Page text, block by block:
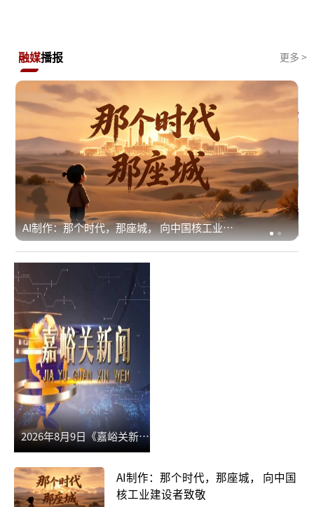
融媒播报 更多 >
AI制作：那个时代，那座城， 向中国核工业建
设者致敬
2026年8月9日《嘉峪关新
闻》
AI制作：那个时代，那座城， 向中国
核工业建设者致敬